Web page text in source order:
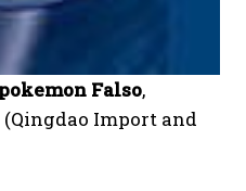
Falso,
Import and